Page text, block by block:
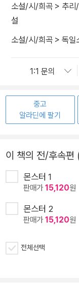
소설/시/희곡 > 추리
설
소설/시/희곡 > 독일
중고
알라딘에 팔기
이 책의 전/후속편
몬스터 1
판매가15,120원
몬스터 2
판매가15,120원
전체선택